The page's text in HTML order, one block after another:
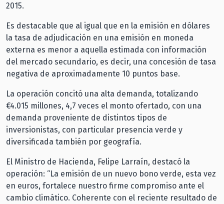
2015.
Es destacable que al igual que en la emisión en dólares
la tasa de adjudicación en una emisión en moneda
externa es menor a aquella estimada con información
del mercado secundario, es decir, una concesión de tasa
negativa de aproximadamente 10 puntos base.
La operación concitó una alta demanda, totalizando
€4.015 millones, 4,7 veces el monto ofertado, con una
demanda proveniente de distintos tipos de
inversionistas, con particular presencia verde y
diversificada también por geografía.
El Ministro de Hacienda, Felipe Larraín, destacó la
operación: “La emisión de un nuevo bono verde, esta vez
en euros, fortalece nuestro firme compromiso ante el
cambio climático. Coherente con el reciente resultado de